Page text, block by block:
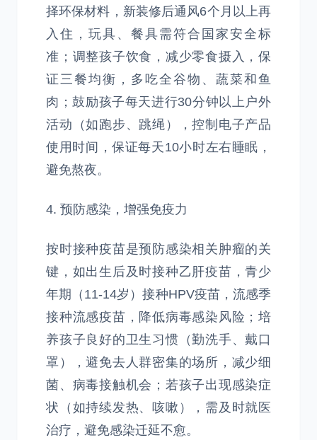
择环保材料，新装修后通风6个月以上再
入住，玩具、餐具需符合国家安全标
准；调整孩子饮食，减少零食摄入，保
证三餐均衡，多吃全谷物、蔬菜和鱼
肉；鼓励孩子每天进行30分钟以上户外
活动（如跑步、跳绳），控制电子产品
使用时间，保证每天10小时左右睡眠，
避免熬夜。
4. 预防感染，增强免疫力
按时接种疫苗是预防感染相关肿瘤的关
键，如出生后及时接种乙肝疫苗，青少
年期（11-14岁）接种HPV疫苗，流感季
接种流感疫苗，降低病毒感染风险；培
养孩子良好的卫生习惯（勤洗手、戴口
罩），避免去人群密集的场所，减少细
菌、病毒接触机会；若孩子出现感染症
状（如持续发热、咳嗽），需及时就医
治疗，避免感染迁延不愈。